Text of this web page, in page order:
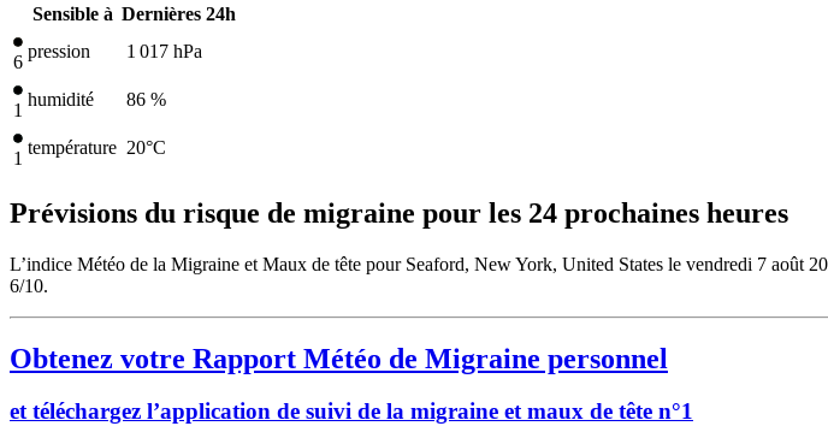
Sensible à Dernières 24h
6
pression 1 017 hPa
1
humidité 86 %
1
température 20°C
Prévisions du risque de migraine pour les 24 prochaines heures
L’indice Météo de la Migraine et Maux de tête pour Seaford, New York, United States le vendredi 7 août
6/10.
Obtenez votre Rapport Météo de Migraine personnel
et téléchargez l’application de suivi de la migraine et maux de tête n°1